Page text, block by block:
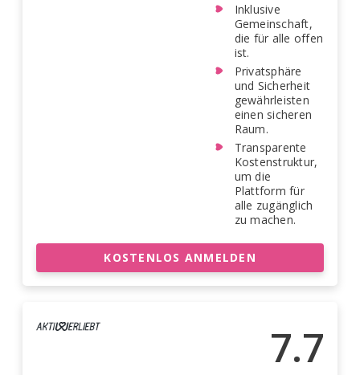
Inklusive
Gemeinschaft,
die für alle offen
ist.
Privatsphäre
und Sicherheit
gewährleisten
einen sicheren
Raum.
Transparente
Kostenstruktur,
um die
Plattform für
alle zugänglich
zu machen.
KOSTENLOS ANMELDEN
7.7